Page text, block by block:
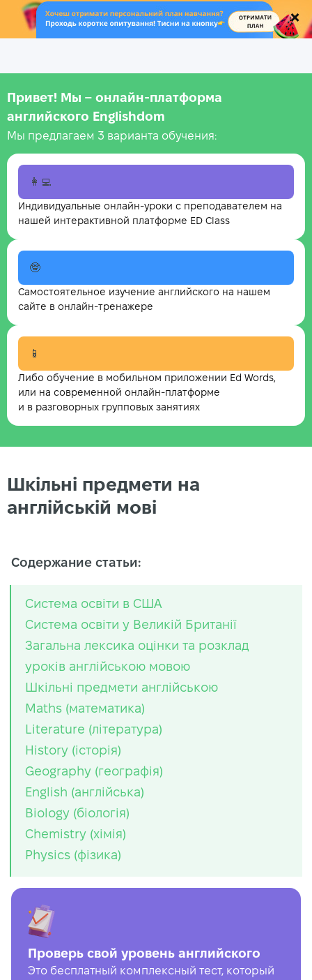
.
Привет! Мы – онлайн‑платформа
английского Englishdom
Мы предлагаем 3 варианта обучения:
👩‍💻
Индивидуальные онлайн-уроки с преподавателем на
нашей интерактивной платформе ED Class
🤓
Самостоятельное изучение английского на нашем
сайте в онлайн-тренажере
📱
Либо обучение в мобильном приложении Ed Words,
или на современной онлайн-платформе
и в разговорных групповых занятиях
Шкільні предмети на
англійській мові
Содержание статьи:
Система освіти в США
Система освіти у Великій Британії
Загальна лексика оцінки та розклад
уроків англійською мовою
Шкільні предмети англійською
Maths (математика)
Literature (література)
History (історія)
Geography (географія)
English (англійська)
Biology (біологія)
Chemistry (хімія)
Physics (фізика)
Проверь свой уровень английского
Это бесплатный комплексный тест, который